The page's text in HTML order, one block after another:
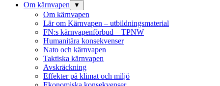
Om kärnvapen
▼
Om kärnvapen
Lär om Kärnvapen – utbildningsmaterial
FN:s kärnvapenförbud – TPNW
Humanitära konsekvenser
Nato och kärnvapen
Taktiska kärnvapen
Avskräckning
Effekter på klimat och miljö